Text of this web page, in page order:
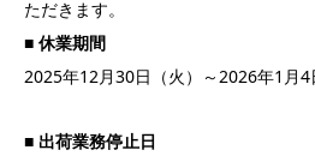
ただきます。
■ 休業期間
2025年12月30日（火）～2026年1月4
■ 出荷業務停止日